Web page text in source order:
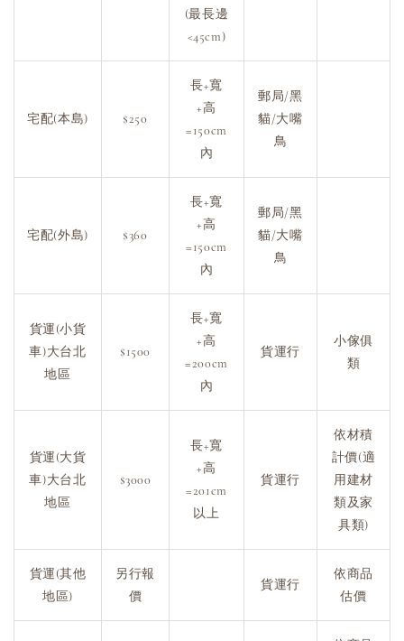
(最長邊
<45cm)
宅配(本島) $250
長+寬
+高
=150cm
內
郵局/黑
貓/大嘴
鳥
宅配(外島) $360
長+寬
+高
=150cm
內
郵局/黑
貓/大嘴
鳥
貨運(小貨
車)大台北
地區
$1500
長+寬
+高
=200cm
內
貨運行
小傢俱
類
貨運(大貨
車)大台北
地區
$3000
長+寬
+高
=201cm
以上
貨運行
依材積
計價(適
用建材
類及家
具類)
貨運(其他
地區)
另行報
價
貨運行
依商品
估價